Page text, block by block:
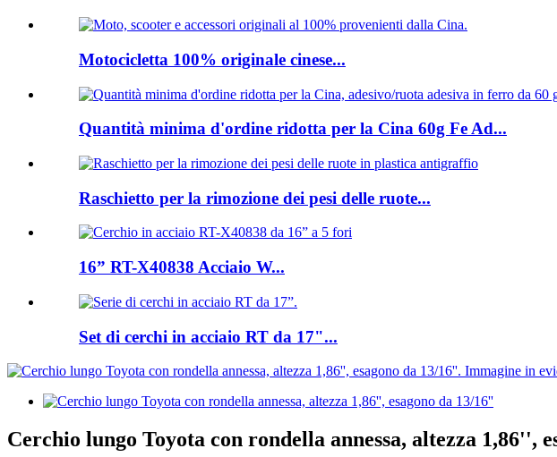
Motocicletta 100% originale cinese...
Quantità minima d'ordine ridotta per la Cina 60g Fe Ad...
Raschietto per la rimozione dei pesi delle ruote...
16” RT-X40838 Acciaio W...
Set di cerchi in acciaio RT da 17"...
Cerchio lungo Toyota con rondella annessa, altezza 1,86'',